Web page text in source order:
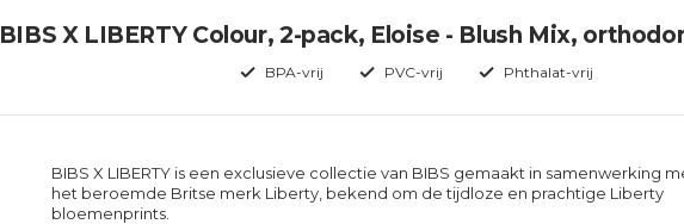
BIBS X LIBERTY Colour, 2-pack, Eloise - Blush Mix,
BPA-vrij PVC-vrij Phthalat-vrij
BIBS X LIBERTY is een exclusieve collectie van BIBS gemaakt in samenwerking
het beroemde Britse merk Liberty, bekend om de tijdloze en prachtige Liberty
bloemenprints.